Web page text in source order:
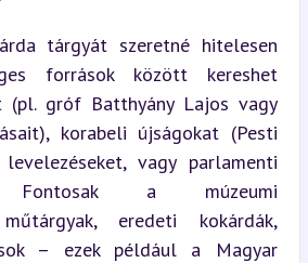
tárgyát szeretné hitelesen
források között kereshet
(pl. gróf Batthyány Lajos vagy
korabeli újságokat (Pesti
vagy parlamenti
Fontosak a múzeumi
műtárgyak, eredeti kokárdák,
– ezek például a Magyar